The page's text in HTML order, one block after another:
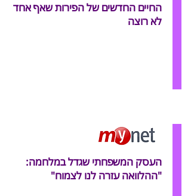
החיים החדשים של הפירות שאף אחד
לא רוצה
העסק המשפחתי שגדל במלחמה:
"ההלוואה עזרה לנו לצמוח"